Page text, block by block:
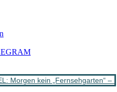
Morgen kein „Fernsehgarten“